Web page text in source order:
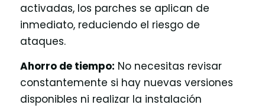
activadas, los parches se aplican de
inmediato, reduciendo el riesgo de
ataques.
Ahorro de tiempo: No necesitas revisar
constantemente si hay nuevas versiones
disponibles ni realizar la instalación